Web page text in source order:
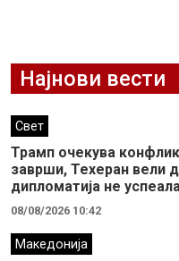
Најнови вести
Свет
Трамп очекува
заврши, Техеран вели
дипломатија не
08/08/2026 10:42
Македонија